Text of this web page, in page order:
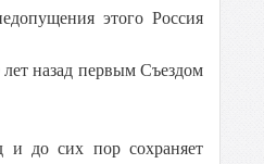
этого Россия
назад первым Съездом
и до сих пор сохраняет